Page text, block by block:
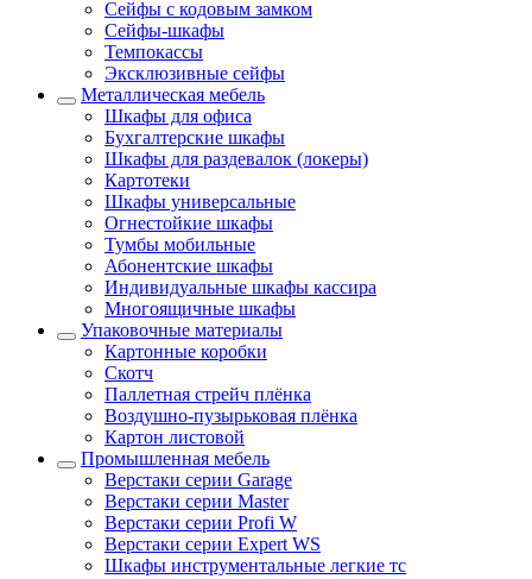
Сейфы с кодовым замком
Сейфы-шкафы
Темпокассы
Эксклюзивные сейфы
Металлическая мебель
Шкафы для офиса
Бухгалтерские шкафы
Шкафы для раздевалок (локеры)
Картотеки
Шкафы универсальные
Огнестойкие шкафы
Тумбы мобильные
Абонентские шкафы
Индивидуальные шкафы кассира
Многоящичные шкафы
Упаковочные материалы
Картонные коробки
Скотч
Паллетная стрейч плёнка
Воздушно-пузырьковая плёнка
Картон листовой
Промышленная мебель
Верстаки серии Garage
Верстаки серии Master
Верстаки серии Profi W
Верстаки серии Expert WS
Шкафы инструментальные легкие тс